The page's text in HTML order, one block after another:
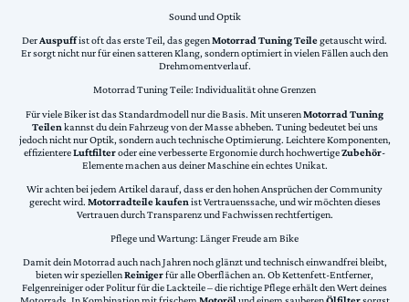
Sound und Optik
DerAuspuffist oft das erste Teil, das gegenMotorrad Tuning Teilegetauscht wird.
Er sorgt nicht nur für einen satteren Klang, sondern optimiert in vielen Fällen auch den
Drehmomentverlauf.
Motorrad Tuning Teile: Individualität ohne Grenzen
Für viele Biker ist das Standardmodell nur die Basis. Mit unserenMotorrad Tuning
Teilen kannst du dein Fahrzeug von der Masse abheben. Tuning bedeutet bei uns
jedoch nicht nur Optik, sondern auch technische Optimierung. Leichtere Komponenten,
effizientereLuftfilteroder eine verbesserte Ergonomie durch hochwertigeZubehör-
Elemente machen aus deiner Maschine ein echtes Unikat.
Wir achten bei jedem Artikel darauf, dass er den hohen Ansprüchen der Community
gerecht wird. Motorradteile kaufen ist Vertrauenssache, und wir möchten dieses
Vertrauen durch Transparenz und Fachwissen rechtfertigen.
Pflege und Wartung: Länger Freude am Bike
Damit dein Motorrad auch nach Jahren noch glänzt und technisch einwandfrei bleibt,
bieten wir speziellenReinigerfür alle Oberflächen an. Ob Kettenfett-Entferner,
Felgenreiniger oder Politur für die Lackteile – die richtige Pflege erhält den Wert deines